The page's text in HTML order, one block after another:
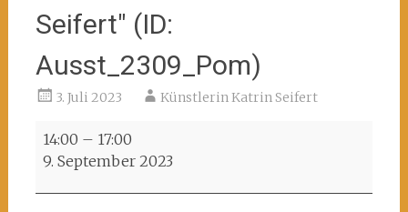
Seifert" (ID:
Ausst_2309_Pom)
3. Juli 2023 Künstlerin Katrin Seifert
Ausstellung
"Sehnsuchtsorte.
Wandbilder
von
14:00 – 17:00
9. September 2023